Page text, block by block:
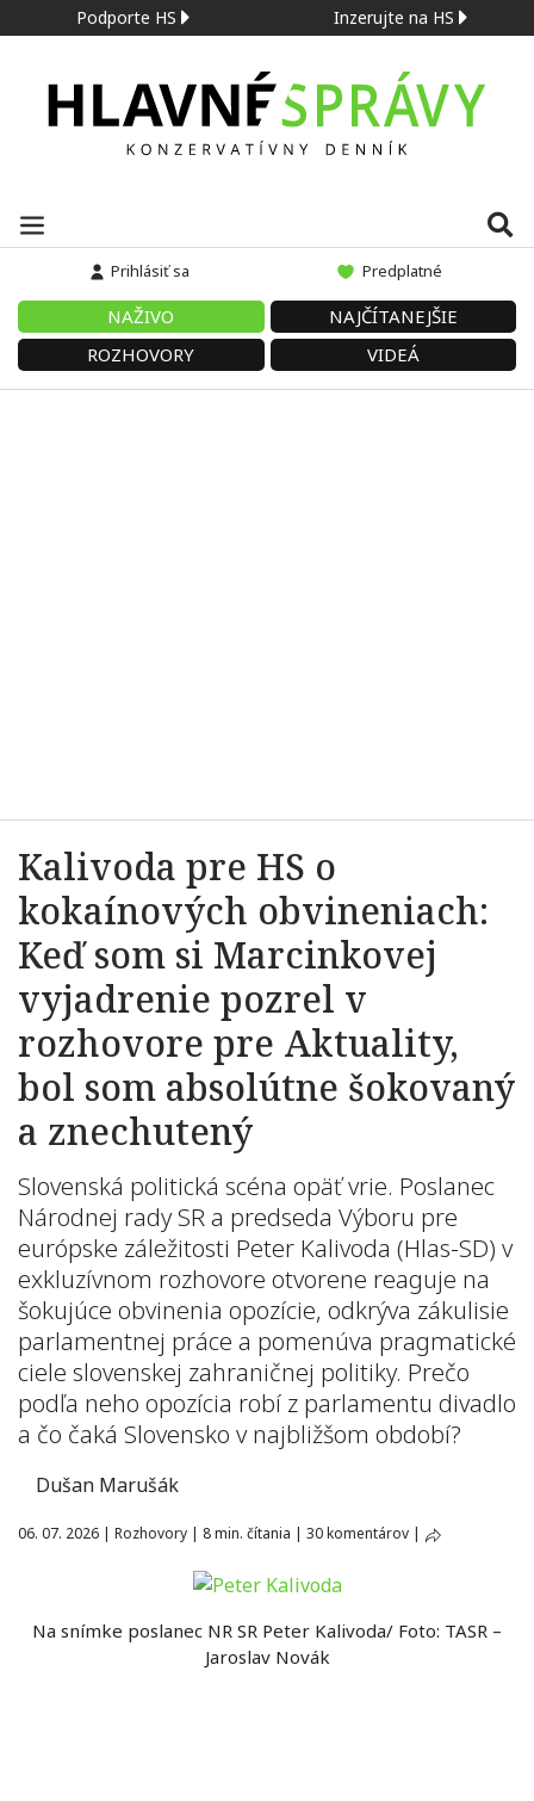
Podporte HS Inzerujte na HS
Prihlásiť sa Predplatné
NAŽIVO
NAJČÍTANEJŠIE
ROZHOVORY
VIDEÁ
Kalivoda pre HS o
kokaínových obvineniach:
Keď som si Marcinkovej
vyjadrenie pozrel v
rozhovore pre Aktuality,
bol som absolútne šokovaný
a znechutený
Slovenská politická scéna opäť vrie. Poslanec
Národnej rady SR a predseda Výboru pre
európske záležitosti Peter Kalivoda (Hlas-SD) v
exkluzívnom rozhovore otvorene reaguje na
šokujúce obvinenia opozície, odkrýva zákulisie
parlamentnej práce a pomenúva pragmatické
ciele slovenskej zahraničnej politiky. Prečo
podľa neho opozícia robí z parlamentu divadlo
a čo čaká Slovensko v najbližšom období?
Dušan Marušák
06. 07. 2026 | Rozhovory | 8 min. čítania | 30 komentárov |
Na snímke poslanec NR SR Peter Kalivoda/ Foto: TASR –
Jaroslav Novák